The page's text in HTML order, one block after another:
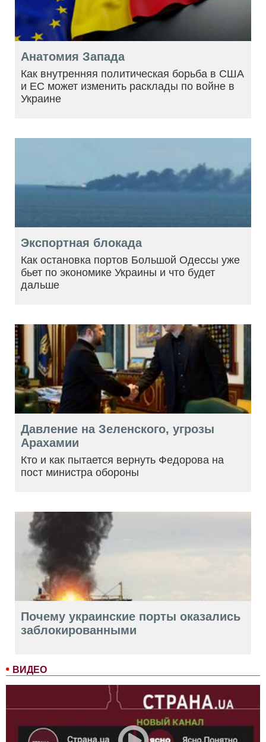
ВИДЕО
Анатомия Запада
Как внутренняя политическая борьба в США
и ЕС может изменить расклады по войне в
Украине
Экспортная блокада
Как остановка портов Большой Одессы уже
бьет по экономике Украины и что будет
дальше
Давление на Зеленского, угрозы
Арахамии
Кто и как пытается вернуть Федорова на
пост министра обороны
Почему украинские порты оказались
заблокированными